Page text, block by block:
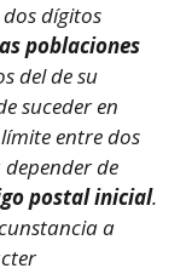
dígitos
poblaciones
del de su
suceder en
entre dos
de
postal inicial.
a